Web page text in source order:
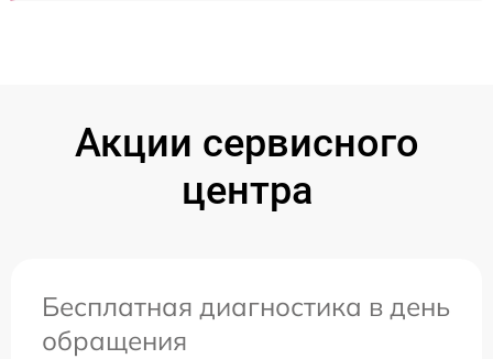
Акции сервисного
центра
Бесплатная диагностика в день
обращения